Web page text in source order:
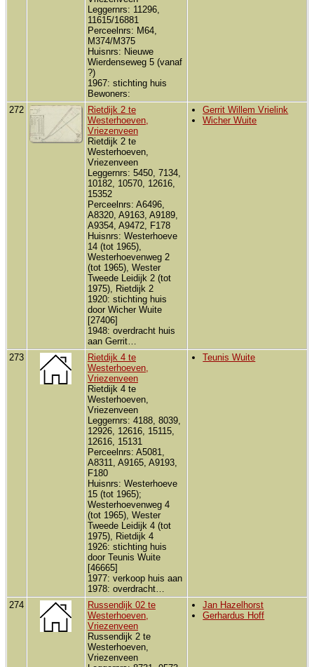
Leggernrs: 11296,
11615/16881
Perceelnrs: M64,
M374/M375
Huisnrs: Nieuwe
Wierdenseweg 5 (vanaf
?)
1967: stichting huis
Bewoners:
272
Rietdijk 2 te
Westerhoeven,
Vriezenveen
Rietdijk 2 te
Westerhoeven,
Vriezenveen
Leggernrs: 5450, 7134,
10182, 10570, 12616,
15352
Perceelnrs: A6496,
A8320, A9163, A9189,
A9354, A9472, F178
Huisnrs: Westerhoeve
14 (tot 1965),
Westerhoevenweg 2
(tot 1965), Wester
Tweede Leidijk 2 (tot
1975), Rietdijk 2
1920: stichting huis
door Wicher Wuite
[27406]
1948: overdracht huis
aan Gerrit…
Gerrit Willem Vrielink
Wicher Wuite
273
Rietdijk 4 te
Westerhoeven,
Vriezenveen
Rietdijk 4 te
Westerhoeven,
Vriezenveen
Leggernrs: 4188, 8039,
12926, 12616, 15115,
12616, 15131
Perceelnrs: A5081,
A8311, A9165, A9193,
F180
Huisnrs: Westerhoeve
15 (tot 1965);
Westerhoevenweg 4
(tot 1965), Wester
Tweede Leidijk 4 (tot
1975), Rietdijk 4
1926: stichting huis
door Teunis Wuite
[46665]
1977: verkoop huis aan
1978: overdracht…
Teunis Wuite
274
Russendijk 02 te
Westerhoeven,
Vriezenveen
Russendijk 2 te
Westerhoeven,
Vriezenveen
Jan Hazelhorst
Gerhardus Hoff